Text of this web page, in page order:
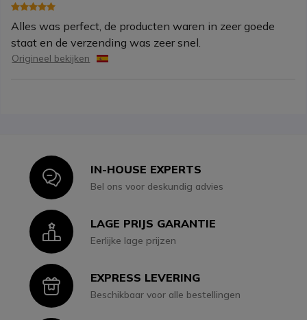
Alles was perfect, de producten waren in zeer goede
staat en de verzending was zeer snel.
Origineel bekijken
IconIN-HOUSE EXPERTS
Bel ons voor deskundig advies
IconLAGE PRIJS GARANTIE
Eerlijke lage prijzen
IconEXPRESS LEVERING
Beschikbaar voor alle bestellingen